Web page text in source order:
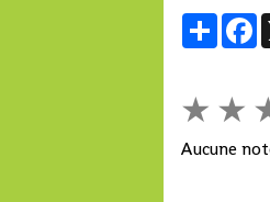
★ ★
Aucune